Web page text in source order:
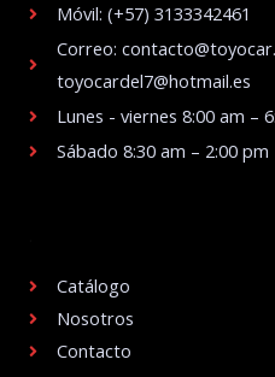
Móvil: (+57) 3133342461
Correo:
toyocardel7@hotmail.es
Lunes - viernes 8:00 am –
Sábado 8:30 am – 2:00 pm
Catálogo
Nosotros
Contacto